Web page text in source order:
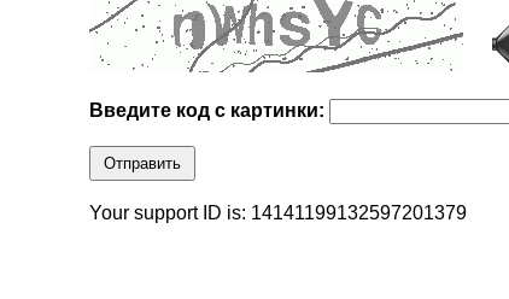
Введите код с картинки:
Отправить
Your support ID is: 14141199132597201379